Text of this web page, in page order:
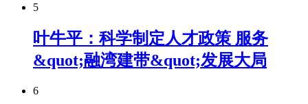
5
叶牛平：科学制定人才政策 服务
&quot;融湾建带&quot;发展大局
6